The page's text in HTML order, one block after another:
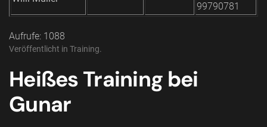
99790781
Aufrufe: 1088
Veröffentlicht in Training.
Heißes Training bei
Gunar